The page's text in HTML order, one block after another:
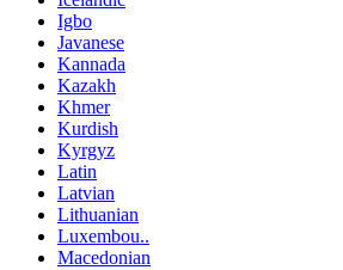
Igbo
Javanese
Kannada
Kazakh
Khmer
Kurdish
Kyrgyz
Latin
Latvian
Lithuanian
Luxembou..
Macedonian